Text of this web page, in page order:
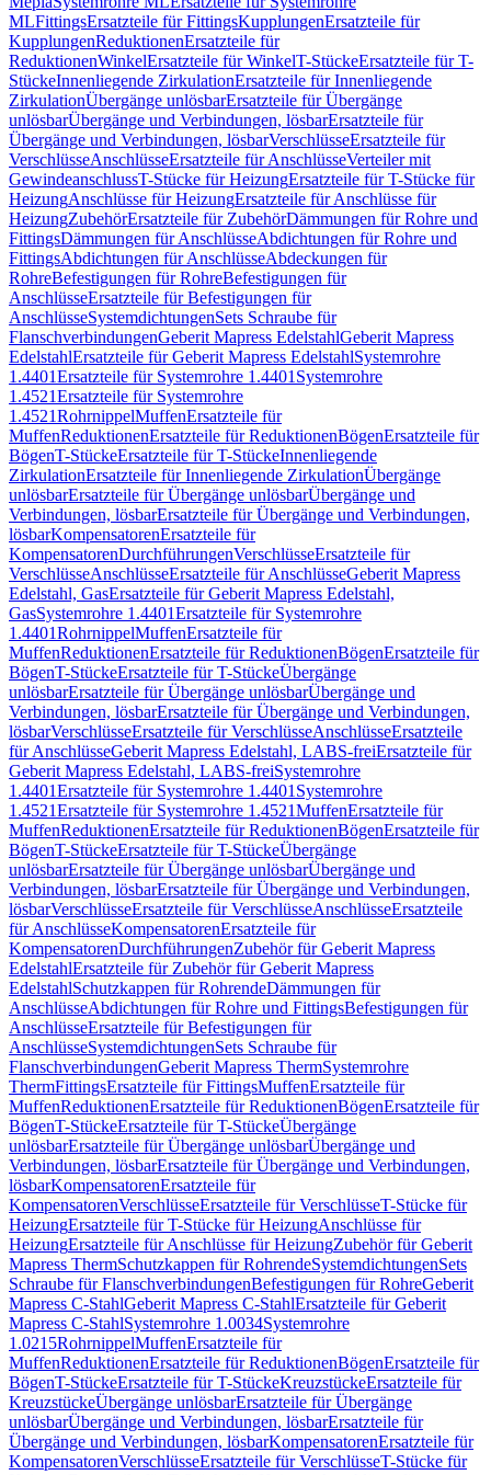
MLFittingsErsatzteile für FittingsKupplungenErsatzteile für
KupplungenReduktionenErsatzteile für
ReduktionenWinkelErsatzteile für WinkelT-StückeErsatzteile für T-
StückeInnenliegende ZirkulationErsatzteile für Innenliegende
ZirkulationÜbergänge unlösbarErsatzteile für Übergänge
unlösbarÜbergänge und Verbindungen, lösbarErsatzteile für
Übergänge und Verbindungen, lösbarVerschlüsseErsatzteile für
VerschlüsseAnschlüsseErsatzteile für AnschlüsseVerteiler mit
GewindeanschlussT-Stücke für HeizungErsatzteile für T-Stücke für
HeizungAnschlüsse für HeizungErsatzteile für Anschlüsse für
HeizungZubehörErsatzteile für ZubehörDämmungen für Rohre und
FittingsDämmungen für AnschlüsseAbdichtungen für Rohre und
FittingsAbdichtungen für AnschlüsseAbdeckungen für
RohreBefestigungen für RohreBefestigungen für
AnschlüsseErsatzteile für Befestigungen für
AnschlüsseSystemdichtungenSets Schraube für
FlanschverbindungenGeberit Mapress EdelstahlGeberit Mapress
EdelstahlErsatzteile für Geberit Mapress EdelstahlSystemrohre
1.4401Ersatzteile für Systemrohre 1.4401 Systemrohre
1.4521Ersatzteile für Systemrohre
1.4521RohrnippelMuffenErsatzteile für
MuffenReduktionenErsatzteile für ReduktionenBögenErsatzteile für
BögenT-StückeErsatzteile für T-StückeInnenliegende
ZirkulationErsatzteile für Innenliegende ZirkulationÜbergänge
unlösbarErsatzteile für Übergänge unlösbarÜbergänge und
Verbindungen, lösbarErsatzteile für Übergänge und Verbindungen,
lösbarKompensatorenErsatzteile für
KompensatorenDurchführungenVerschlüsseErsatzteile für
VerschlüsseAnschlüsseErsatzteile für AnschlüsseGeberit Mapress
Edelstahl, GasErsatzteile für Geberit Mapress Edelstahl,
GasSystemrohre 1.4401Ersatzteile für Systemrohre
1.4401RohrnippelMuffenErsatzteile für
MuffenReduktionenErsatzteile für ReduktionenBögenErsatzteile für
BögenT-StückeErsatzteile für T-StückeÜbergänge
unlösbarErsatzteile für Übergänge unlösbarÜbergänge und
Verbindungen, lösbarErsatzteile für Übergänge und Verbindungen,
lösbarVerschlüsseErsatzteile für VerschlüsseAnschlüsseErsatzteile
für AnschlüsseGeberit Mapress Edelstahl, LABS-freiErsatzteile für
Geberit Mapress Edelstahl, LABS-freiSystemrohre
1.4401Ersatzteile für Systemrohre 1.4401 Systemrohre
1.4521Ersatzteile für Systemrohre 1.4521MuffenErsatzteile für
MuffenReduktionenErsatzteile für ReduktionenBögenErsatzteile für
BögenT-StückeErsatzteile für T-StückeÜbergänge
unlösbarErsatzteile für Übergänge unlösbarÜbergänge und
Verbindungen, lösbarErsatzteile für Übergänge und Verbindungen,
lösbarVerschlüsseErsatzteile für VerschlüsseAnschlüsseErsatzteile
für AnschlüsseKompensatorenErsatzteile für
KompensatorenDurchführungenZubehör für Geberit Mapress
EdelstahlErsatzteile für Zubehör für Geberit Mapress
EdelstahlSchutzkappen für RohrendeDämmungen für
AnschlüsseAbdichtungen für Rohre und FittingsBefestigungen für
AnschlüsseErsatzteile für Befestigungen für
AnschlüsseSystemdichtungenSets Schraube für
FlanschverbindungenGeberit Mapress ThermSystemrohre
ThermFittingsErsatzteile für FittingsMuffenErsatzteile für
MuffenReduktionenErsatzteile für ReduktionenBögenErsatzteile für
BögenT-StückeErsatzteile für T-StückeÜbergänge
unlösbarErsatzteile für Übergänge unlösbarÜbergänge und
Verbindungen, lösbarErsatzteile für Übergänge und Verbindungen,
lösbarKompensatorenErsatzteile für
KompensatorenVerschlüsseErsatzteile für VerschlüsseT-Stücke für
HeizungErsatzteile für T-Stücke für HeizungAnschlüsse für
HeizungErsatzteile für Anschlüsse für HeizungZubehör für Geberit
Mapress ThermSchutzkappen für RohrendeSystemdichtungenSets
Schraube für FlanschverbindungenBefestigungen für RohreGeberit
Mapress C-StahlGeberit Mapress C-StahlErsatzteile für Geberit
Mapress C-StahlSystemrohre 1.0034Systemrohre
1.0215RohrnippelMuffenErsatzteile für
MuffenReduktionenErsatzteile für ReduktionenBögenErsatzteile für
BögenT-StückeErsatzteile für T-StückeKreuzstückeErsatzteile für
KreuzstückeÜbergänge unlösbarErsatzteile für Übergänge
unlösbarÜbergänge und Verbindungen, lösbarErsatzteile für
Übergänge und Verbindungen, lösbarKompensatorenErsatzteile für
KompensatorenVerschlüsseErsatzteile für VerschlüsseT-Stücke für